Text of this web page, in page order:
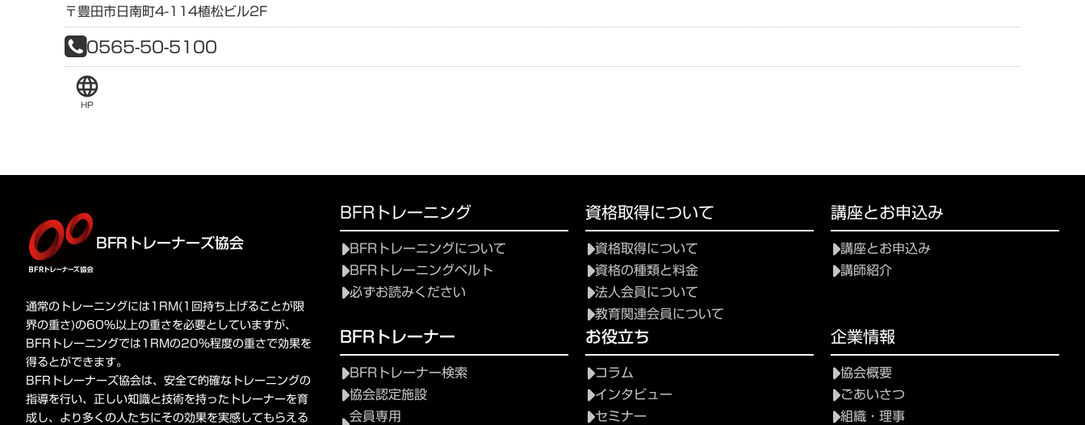
〒豊田市日南町4-114植松ビル2F
0565-50-5100
language
HP
BFRトレーナーズ協会
通常のトレーニングには1RM(1回持ち上げることが限
界の重さ)の60%以上の重さを必要としていますが、
BFRトレーニングでは1RMの20%程度の重さで効果を
得るとができます。
BFRトレーナーズ協会は、安全で的確なトレーニングの
指導を行い、正しい知識と技術を持ったトレーナーを育
成し、より多くの人たちにその効果を実感してもらえる
BFRトレーニング
BFRトレーニングについて
BFRトレーニングベルト
必ずお読みください
資格取得について
資格取得について
資格の種類と料金
法人会員について
教育関連会員について
講座とお申込み
講座とお申込み
講師紹介
BFRトレーナー
BFRトレーナー検索
協会認定施設
会員専用
お役立ち
コラム
インタビュー
セミナー
企業情報
協会概要
ごあいさつ
組織・理事